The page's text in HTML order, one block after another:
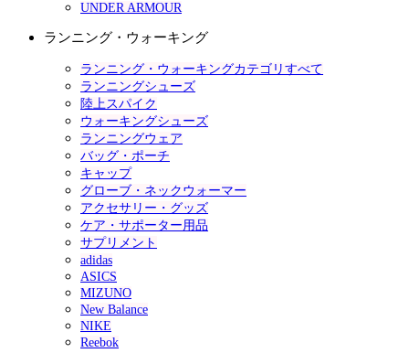
UNDER ARMOUR
ランニング・ウォーキング
ランニング・ウォーキングカテゴリすべて
ランニングシューズ
陸上スパイク
ウォーキングシューズ
ランニングウェア
バッグ・ポーチ
キャップ
グローブ・ネックウォーマー
アクセサリー・グッズ
ケア・サポーター用品
サプリメント
adidas
ASICS
MIZUNO
New Balance
NIKE
Reebok